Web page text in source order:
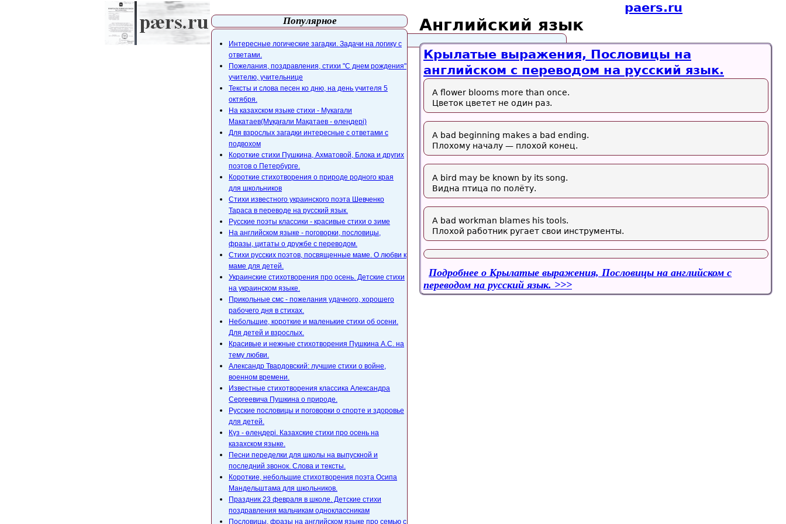
paers.ru
Английский язык
Крылатые выражения, Пословицы на
английском с переводом на русский язык.
A flower blooms more than once.
Цветок цветет не один раз.
A bad beginning makes a bad ending.
Плохому началу — плохой конец.
A bird may be known by its song.
Видна птица по полёту.
A bad workman blames his tools.
Плохой работник ругает свои инструменты.
Подробнее о Крылатые выражения, Пословицы на английском с
переводом на русский язык.
Популярное
Интересные логические загадки. Задачи на логику с
ответами.
Пожелания, поздравления, стихи "С днем рождения"
учителю, учительнице
Тексты и слова песен ко дню, на день учителя 5
октября.
На казахском языке стихи - Мукагали
Макатаев(Мұқағали Мақатаев - өлеңдері)
Для взрослых загадки интересные с ответами с
подвохом
Короткие стихи Пушкина, Ахматовой, Блока и других
поэтов о Петербурге.
Короткие стихотворения о природе родного края
для школьников
Стихи известного украинского поэта Шевченко
Тараса в переводе на русский язык.
Русские поэты классики - красивые стихи о зиме
На английском языке - поговорки, пословицы,
фразы, цитаты о дружбе с переводом.
Стихи русских поэтов, посвященные маме. О любви к
маме для детей.
Украинские стихотворения про осень. Детские стихи
на украинском языке.
Прикольные смс - пожелания удачного, хорошего
рабочего дня в стихах.
Небольшие, короткие и маленькие стихи об осени.
Для детей и взрослых.
Красивые и нежные стихотворения Пушкина А.С. на
тему любви.
Александр Твардовский: лучшие стихи о войне,
военном времени.
Известные стихотворения классика Александра
Сергеевича Пушкина о природе.
Русские пословицы и поговорки о спорте и здоровье
для детей.
Күз - өлеңдері. Казахские стихи про осень на
казахском языке.
Песни переделки для школы на выпускной и
последний звонок. Слова и тексты.
Короткие, небольшие стихотворения поэта Осипа
Мандельштама для школьников.
Праздник 23 февраля в школе. Детские стихи
поздравления мальчикам одноклассникам
Пословицы, фразы на английском языке про семью с
Карта сайта webmaster@paers.ru